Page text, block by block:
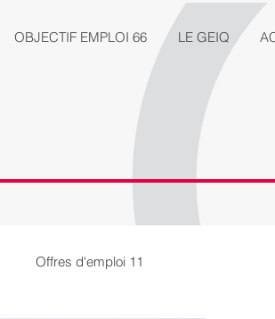
OBJECTIF EMPLOI 66 LE GEIQ
Offres d'emploi 11